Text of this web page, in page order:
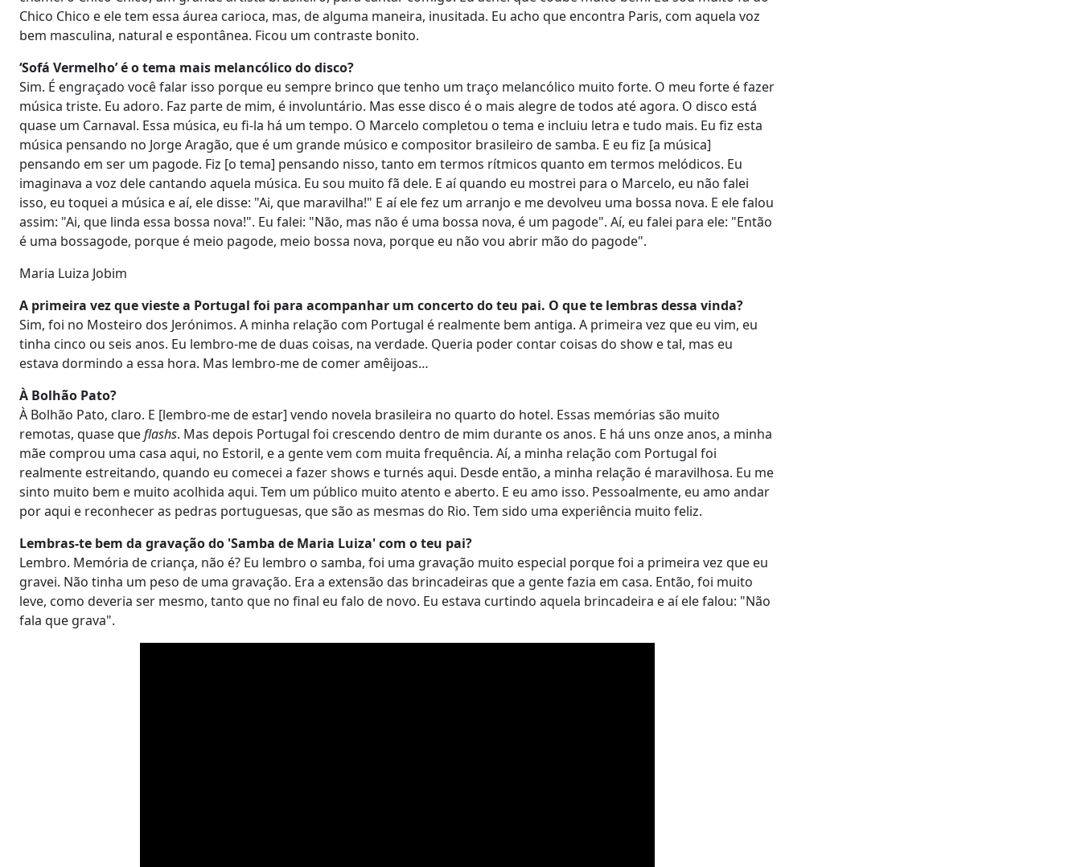
Chico Chico e ele tem essa áurea carioca, mas, de alguma maneira, inusitada. Eu acho que encontra Paris, com aquela voz
bem masculina, natural e espontânea. Ficou um contraste bonito.
‘Sofá Vermelho’ é o tema mais melancólico do disco?
Sim. É engraçado você falar isso porque eu sempre brinco que tenho um traço melancólico muito forte. O meu forte é fazer
música triste. Eu adoro. Faz parte de mim, é involuntário. Mas esse disco é o mais alegre de todos até agora. O disco está
quase um Carnaval. Essa música, eu fi-la há um tempo. O Marcelo completou o tema e incluiu letra e tudo mais. Eu fiz esta
música pensando no Jorge Aragão, que é um grande músico e compositor brasileiro de samba. E eu fiz [a música]
pensando em ser um pagode. Fiz [o tema] pensando nisso, tanto em termos rítmicos quanto em termos melódicos. Eu
imaginava a voz dele cantando aquela música. Eu sou muito fã dele. E aí quando eu mostrei para o Marcelo, eu não falei
isso, eu toquei a música e aí, ele disse: "Ai, que maravilha!" E aí ele fez um arranjo e me devolveu uma bossa nova. E ele falou
assim: "Ai, que linda essa bossa nova!". Eu falei: "Não, mas não é uma bossa nova, é um pagode". Aí, eu falei para ele: "Então
é uma bossagode, porque é meio pagode, meio bossa nova, porque eu não vou abrir mão do pagode".
Maria Luiza Jobim
A primeira vez que vieste a Portugal foi para acompanhar um concerto do teu pai. O que te lembras dessa vinda?
Sim, foi no Mosteiro dos Jerónimos. A minha relação com Portugal é realmente bem antiga. A primeira vez que eu vim, eu
tinha cinco ou seis anos. Eu lembro-me de duas coisas, na verdade. Queria poder contar coisas do show e tal, mas eu
estava dormindo a essa hora. Mas lembro-me de comer amêijoas…
À Bolhão Pato?
À Bolhão Pato, claro. E [lembro-me de estar] vendo novela brasileira no quarto do hotel. Essas memórias são muito
remotas, quase queflashs. Mas depois Portugal foi crescendo dentro de mim durante os anos. E há uns onze anos, a minha
mãe comprou uma casa aqui, no Estoril, e a gente vem com muita frequência. Aí, a minha relação com Portugal foi
realmente estreitando, quando eu comecei a fazer shows e turnés aqui. Desde então, a minha relação é maravilhosa. Eu me
sinto muito bem e muito acolhida aqui. Tem um público muito atento e aberto. E eu amo isso. Pessoalmente, eu amo andar
por aqui e reconhecer as pedras portuguesas, que são as mesmas do Rio. Tem sido uma experiência muito feliz.
Lembras-te bem da gravação do 'Samba de Maria Luiza' com o teu pai?
Lembro. Memória de criança, não é? Eu lembro o samba, foi uma gravação muito especial porque foi a primeira vez que eu
gravei. Não tinha um peso de uma gravação. Era a extensão das brincadeiras que a gente fazia em casa. Então, foi muito
leve, como deveria ser mesmo, tanto que no final eu falo de novo. Eu estava curtindo aquela brincadeira e aí ele falou: "Não
fala que grava".